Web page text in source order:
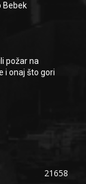
Bebek
požar na
i onaj što gori
21658